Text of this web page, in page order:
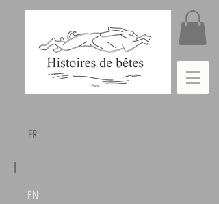
FR
EN